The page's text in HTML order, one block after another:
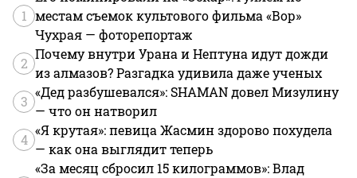
1 местам съемок культового фильма «Вор»
Чухрая — фоторепортаж
2
Почему внутри Урана и Нептуна идут дожди
из алмазов? Разгадка удивила даже ученых
3
«Дед разбушевался»: SHAMAN довел Мизулину
— что он натворил
4
«Я крутая»: певица Жасмин здорово похудела
— как она выглядит теперь
«За месяц сбросил 15 килограммов»: Влад